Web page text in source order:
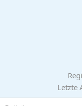
Letzte